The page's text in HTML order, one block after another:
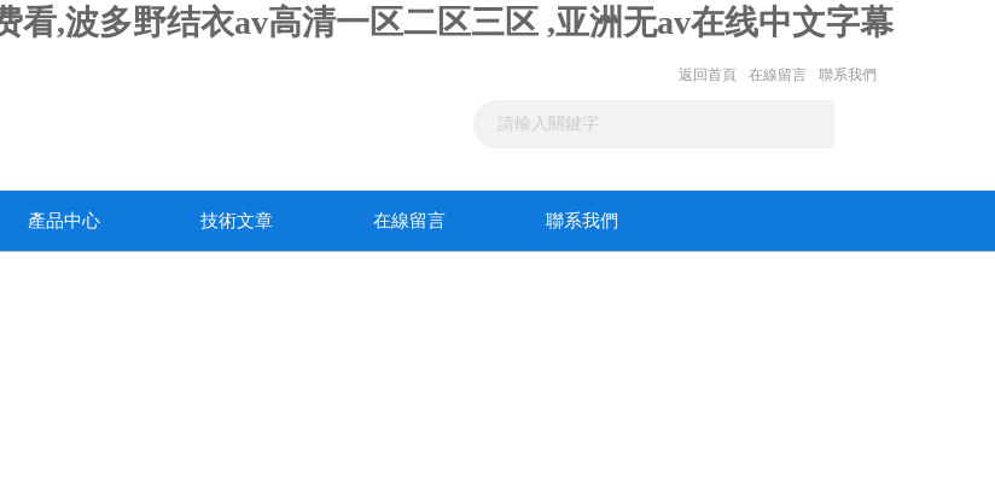
,波多野结衣av高清一区二区三区 ,亚洲无av在线中文字幕
返回首頁 在線留言 聯系我們
產品中心 技術文章 在線留言 聯系我們